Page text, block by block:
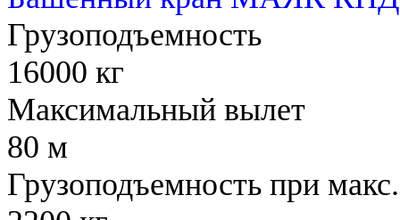
Грузоподъемность
16000 кг
Максимальный вылет
80 м
Грузоподъемность при